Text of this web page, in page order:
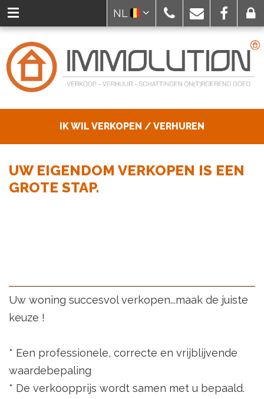
NL
IK WIL VERKOPEN / VERHUREN
UW EIGENDOM VERKOPEN IS EEN
GROTE STAP.
Uw woning succesvol verkopen...maak de juiste
keuze !
* Een professionele, correcte en vrijblijvende
waardebepaling
* De verkoopprijs wordt samen met u bepaald.